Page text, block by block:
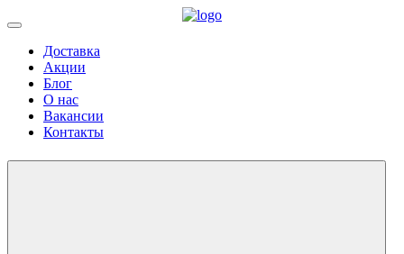
Доставка
Акции
Блог
О нас
Вакансии
Контакты